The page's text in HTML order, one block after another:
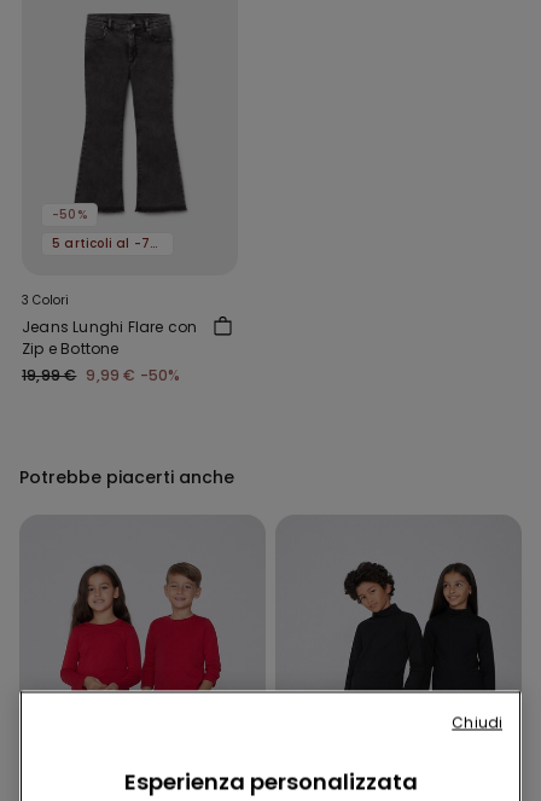
-50%
5 articoli al -70%
3 Colori
Jeans Lunghi Flare con
Zip e Bottone
19,99 € 9,99 € -50%
Potrebbe piacerti anche
Esperienza personalizzata
Chiudi